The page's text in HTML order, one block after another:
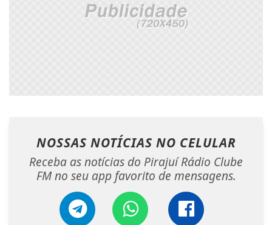
NOSSAS NOTÍCIAS NO CELULAR
Receba as notícias do Pirajuí Rádio Clube
FM no seu app favorito de mensagens.